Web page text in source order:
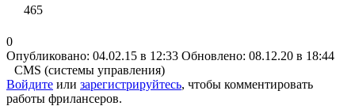
465
0
Опубликовано: 04.02.15 в 12:33 Обновлено: 08.12.20 в 18:44
CMS (системы управления)
Войдите или зарегистрируйтесь, чтобы комментировать
работы фрилансеров.